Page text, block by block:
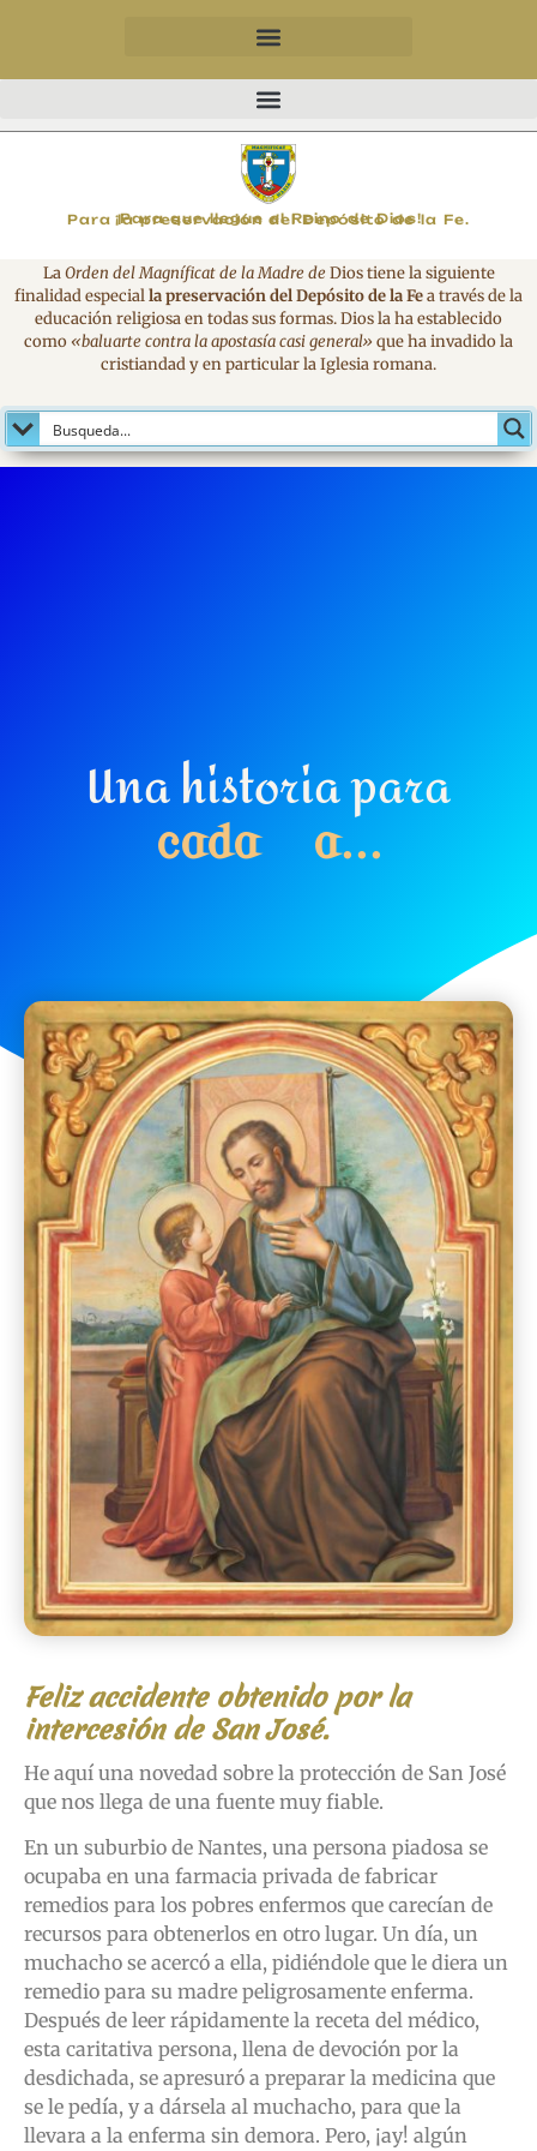
Para la preservación del Depósito de la Fe.
¡Para que llegue el Reino de Dios!
MAGNIFICAT
LaOrden del Magníficat de la Madre deDios tiene la siguiente
finalidad especialla preservación del Depósito de la Fea través de la
educación religiosa en todas sus formas. Dios la ha establecido
como «baluarte contra la apostasía casi general» que ha invadido la
cristiandad y en particular la Iglesia romana.
Una historia para
cada a...
Feliz accidente obtenido por la
intercesión de San José.
He aquí una novedad sobre la protección de San José
que nos llega de una fuente muy fiable.
En un suburbio de Nantes, una persona piadosa se
ocupaba en una farmacia privada de fabricar
remedios para los pobres enfermos que carecían de
recursos para obtenerlos en otro lugar. Un día, un
muchacho se acercó a ella, pidiéndole que le diera un
remedio para su madre peligrosamente enferma.
Después de leer rápidamente la receta del médico,
esta caritativa persona, llena de devoción por la
desdichada, se apresuró a preparar la medicina que
se le pedía, y a dársela al muchacho, para que la
llevara a la enferma sin demora. Pero, ¡ay! algún